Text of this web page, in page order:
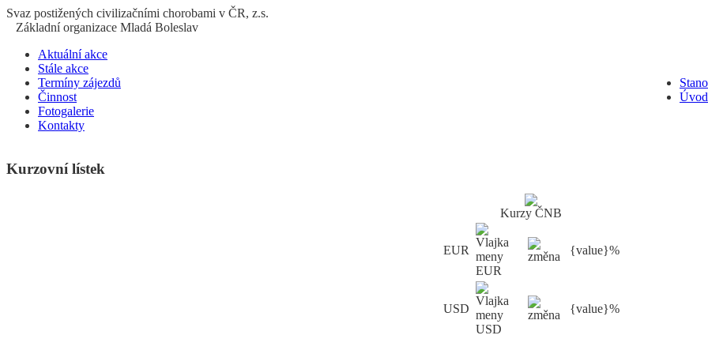
Svaz postižených civilizačními chorobami v ČR, z.s.
Základní organizace Mladá Boleslav
Aktuální akce
Stále akce
Termíny zájezdů
Činnost
Fotogalerie
Kontakty
Úvod
Kurzovní lístek
Kurzy ČNB
EUR {value}%
USD {value}%